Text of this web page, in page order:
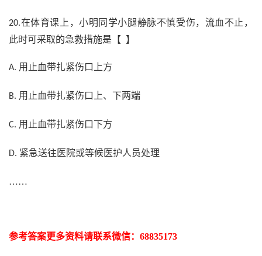
20.在体育课上，小明同学小腿静脉不慎受伤，流血不止，
此时可采取的急救措施是【 】
A. 用止血带扎紧伤口上方
B. 用止血带扎紧伤口上、下两端
C. 用止血带扎紧伤口下方
D. 紧急送往医院或等候医护人员处理
……
参考答案更多资料请联系微信： 68835173